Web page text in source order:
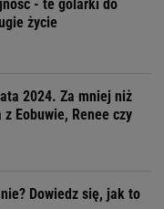
- te golarki do
życie
2024. Za mniej niż
Eobuwie, Renee czy
Dowiedz się, jak to